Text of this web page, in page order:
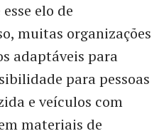
elo de
muitas organizações
adaptáveis para
para pessoas
e veículos com
materiais de